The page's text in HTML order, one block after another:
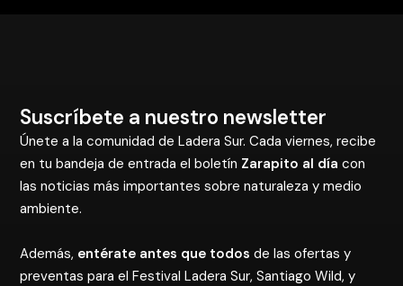
Suscríbete a nuestro newsletter
Únete a la comunidad de Ladera Sur. Cada viernes, recibe
en tu bandeja de entrada el boletín Zarapito al día con
las noticias más importantes sobre naturaleza y medio
ambiente.
Además, entérate antes que todos de las ofertas y
preventas para el Festival Ladera Sur, Santiago Wild, y